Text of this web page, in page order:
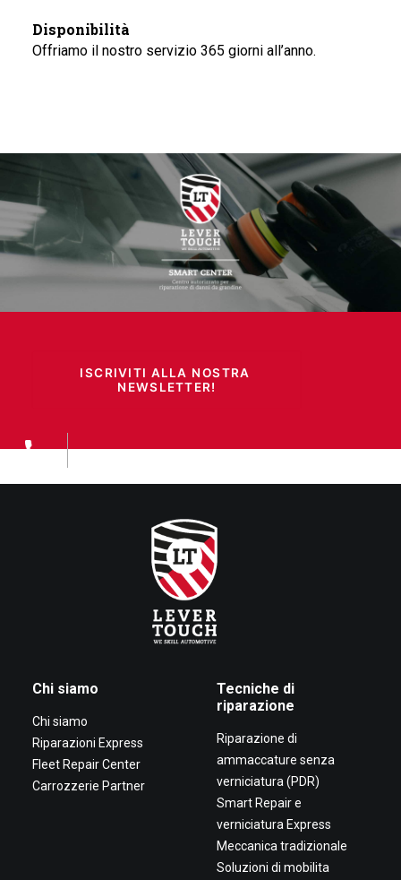
Disponibilità
Offriamo il nostro servizio 365 giorni all’anno.
ISCRIVITI ALLA NOSTRA
NEWSLETTER!
Chi siamo
Chi siamo
Riparazioni Express
Fleet Repair Center
Carrozzerie Partner
Tecniche di
riparazione
Riparazione di
ammaccature senza
verniciatura (PDR)
Smart Repair e
verniciatura Express
Meccanica tradizionale
Soluzioni di mobilita